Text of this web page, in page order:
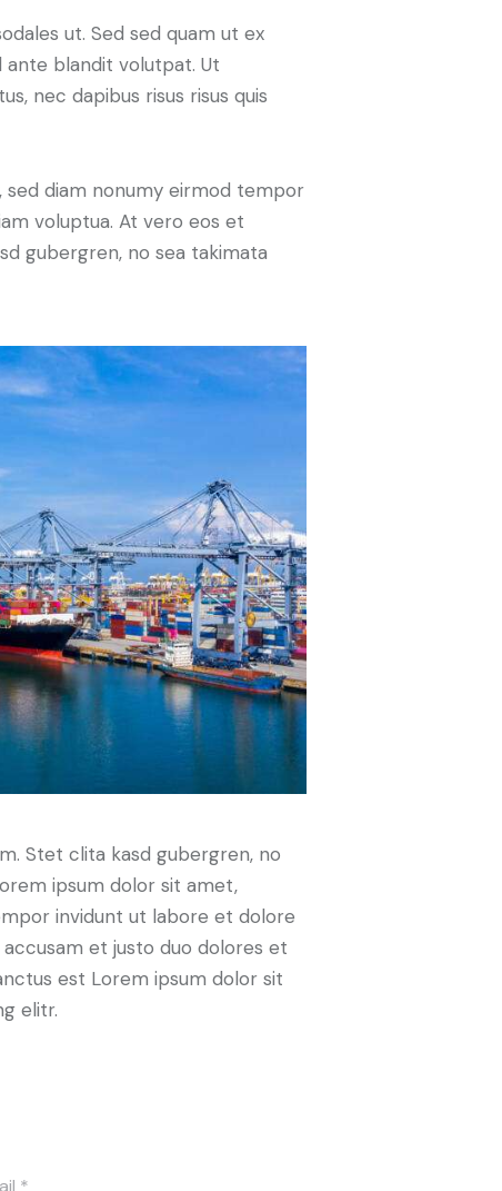
ut. Sed sed quam ut ex
ante blandit volutpat. Ut
nec dapibus risus risus quis
diam nonumy eirmod tempor
voluptua. At vero eos et
gubergren, no sea takimata
Stet clita kasd gubergren, no
ipsum dolor sit amet,
invidunt ut labore et dolore
et justo duo dolores et
est Lorem ipsum dolor sit
elitr.